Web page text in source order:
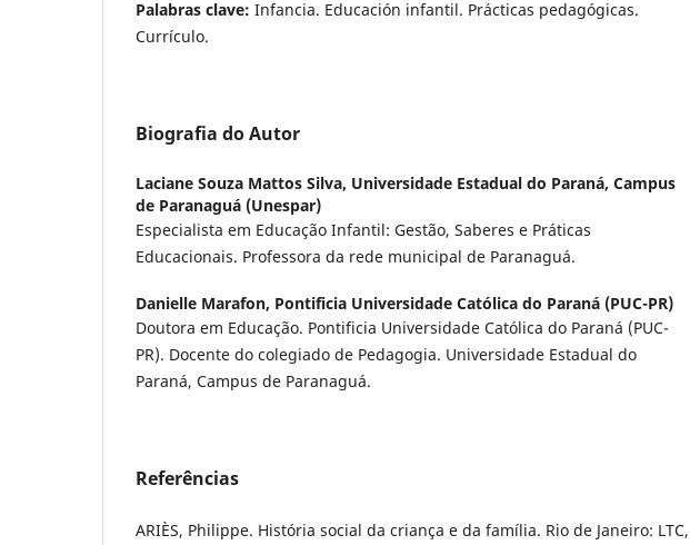
Palabras clave: Infancia. Educación infantil. Prácticas pedagógicas.
Currículo.
Biografia do Autor
Laciane Souza Mattos Silva, Universidade Estadual do Paraná, Campus
de Paranaguá (Unespar)
Especialista em Educação Infantil: Gestão, Saberes e Práticas
Educacionais. Professora da rede municipal de Paranaguá.
Danielle Marafon, Pontificia Universidade Católica do Paraná (PUC-PR)
Doutora em Educação. Pontificia Universidade Católica do Paraná (PUC-
PR). Docente do colegiado de Pedagogia. Universidade Estadual do
Paraná, Campus de Paranaguá.
Referências
ARIÈS, Philippe. História social da criança e da família. Rio de Janeiro: LTC,